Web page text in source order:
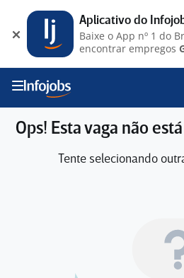
Ops! Esta vaga não
Tente selecionando
Aplicativo do
Baixe o App nº 1 do
encontrar empregos